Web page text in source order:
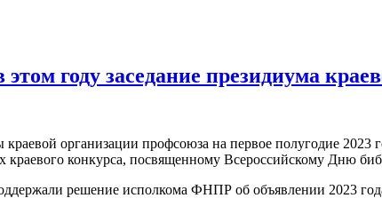
этом году заседание президиума
организации профсоюза на первое полугодие
краевого конкурса, посвященному Всероссийскому
решение исполкома ФНПР об объявлении 2023